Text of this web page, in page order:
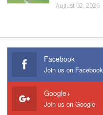
August 02, 2026
Facebook
Join us on Facebook
Google+
Join us on Google